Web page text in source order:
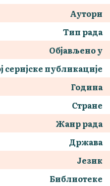
Аутори
Тип рада
Објављено у
серијске публикације
Година
Стране
Жанр рада
Држава
Језик
Библиотеке